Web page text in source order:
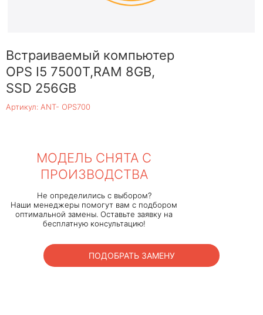
Встраиваемый компьютер
OPS I5 7500T,RAM 8GB,
SSD 256GB
МОДЕЛЬ СНЯТА С
ПРОИЗВОДСТВА
ПОДОБРАТЬ ЗАМЕНУ
Не определились с выбором?
Наши менеджеры помогут вам с подбором
оптимальной замены. Оставьте заявку на
бесплатную консультацию!
Артикул: ANT- OPS700